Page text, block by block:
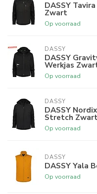
DASSY
Zwart
Op voorraad
DASSY
DASSY
Werkjas
Op voorraad
DASSY
DASSY
Stretch
Op voorraad
DASSY
DASSY Yala
Op voorraad